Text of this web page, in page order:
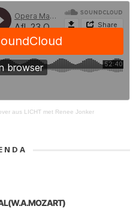
aus LICHT met Renee Jonker